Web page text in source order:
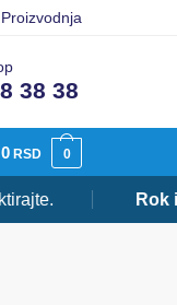
Proizvodnja
38 38
0RSD 0
Rok